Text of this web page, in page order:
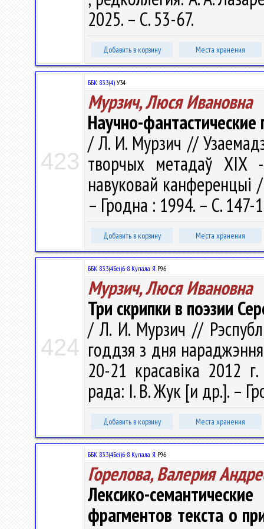
2025. – С. 53-67.
Добавить в корзину Места хранения
423
ББК 83.3(4) У34
Мурзич, Люся Ивановна
Научно-
/ Л. И. Мурзич //
творчых метадаў XIX
навуковай канференцыі
– Гродна : 1994. – С. 147-
Добавить в корзину Места хранения
424
ББК 83.3(4Беі)6-8 Купала Я.Р96
Мурзич, Люся Ивановна
Три скрипки в поэзии
/ Л. И. Мурзич //
годдзя з дня
20-21 красавіка 2012
рада: І. В. Жук [и др.]. –
Добавить в корзину Места хранения
ББК 83.3(4Беі)6-8 Купала Я.Р96
Горелова, Валерия
Лексико-
фрагментов текста о